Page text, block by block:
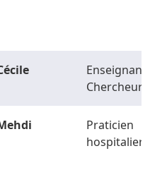
Enseignant-
Chercheur
Praticien
hospitalier